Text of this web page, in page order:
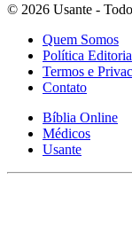
© 2026 Usante -
Quem Somos
Política
Termos e
Contato
Bíblia Online
Médicos
Usante